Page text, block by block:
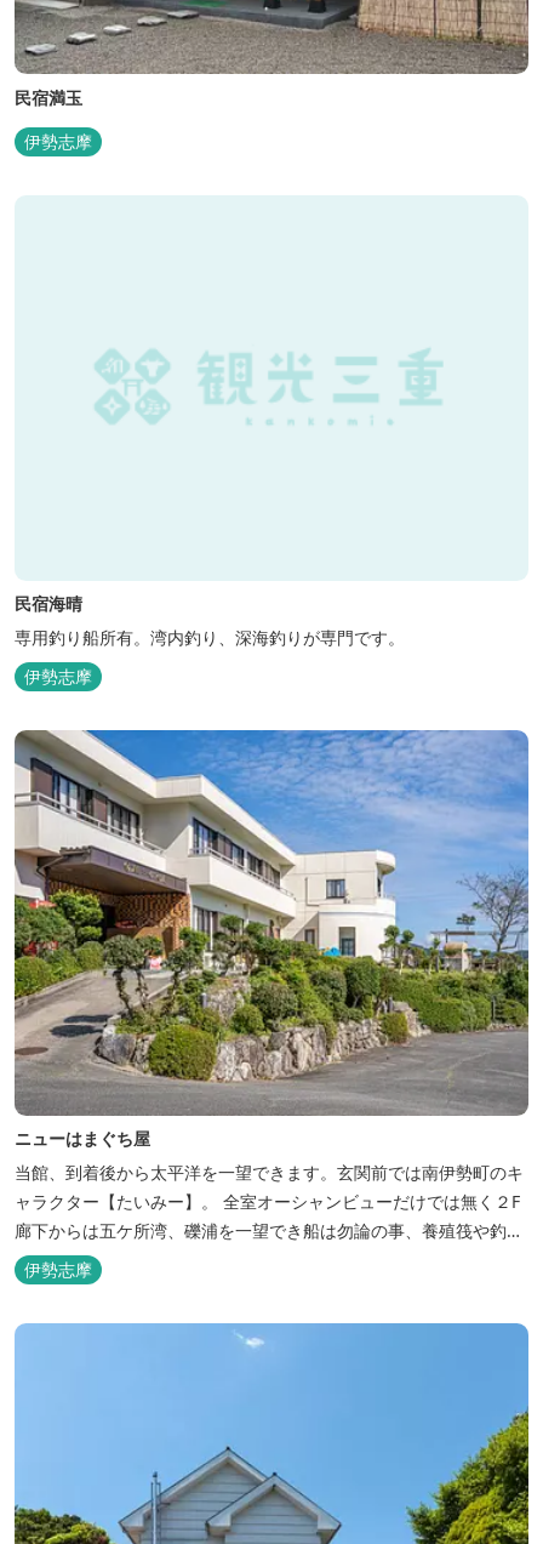
民宿満玉
伊勢志摩
民宿海晴
専用釣り船所有。湾内釣り、深海釣りが専門です。
伊勢志摩
ニューはまぐち屋
当館、到着後から太平洋を一望できます。玄関前では南伊勢町のキ
ャラクター【たいみー】。 全室オーシャンビューだけでは無く２F
廊下からは五ケ所湾、礫浦を一望でき船は勿論の事、養殖筏や釣り
堀筏などみる事ができます。 当館一押しのお部屋【大島】からは太
平洋を一望。マグロの養殖筏、夜には漁師さん達の船の光がみえ対
岸には田曽浦の町の光が綺麗に見えます。
伊勢志摩